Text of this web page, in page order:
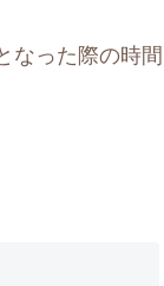
なった際の時間